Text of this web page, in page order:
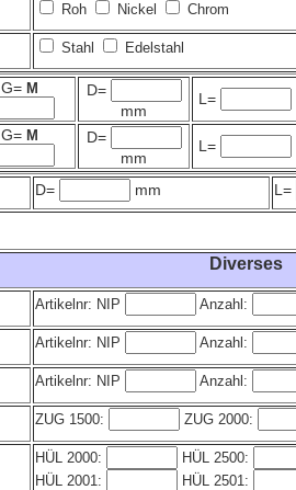
Roh Nickel Chrom
Stahl Edelstahl
G=M
D=
mm
L=
G=M
D=
mm
L=
D= mm L=
Diverses
Artikelnr: NIP Anzahl:
Artikelnr: NIP Anzahl:
Artikelnr: NIP Anzahl:
ZUG 1500: ZUG 2000:
HÜL 2000: HÜL 2500:
HÜL 2001:
HÜL 2501: